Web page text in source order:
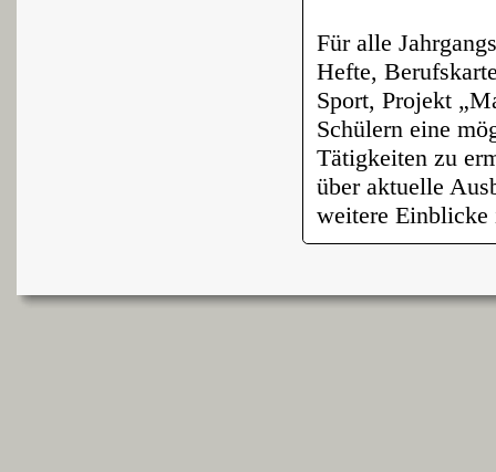
Für alle
Hefte,
Sport, Projekt
Schülern eine
Tätigkeiten zu
über aktuelle
weitere Einblicke